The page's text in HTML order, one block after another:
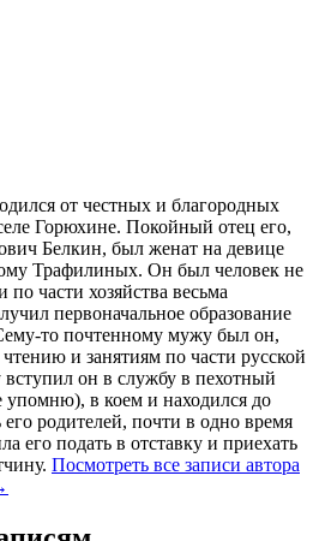
от честных и благородных
Горюхине. Покойный отец его,
Белкин, был женат на девице
Трафилиных. Он был человек не
части хозяйства весьма
первоначальное образование
то почтенному мужу был он,
и занятиям по части русской
вступил он в службу в пехотный
упомню), в коем и находился до
родителей, почти в одно время
его подать в отставку и приехать
Посмотреть все записи автора